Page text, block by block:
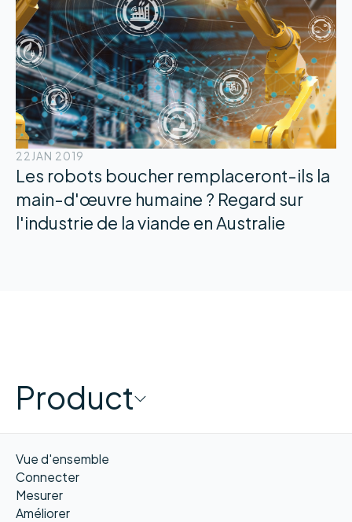
22 JAN 2019
Les robots boucher remplaceront-ils la
main-d'œuvre humaine ? Regard sur
l'industrie de la viande en Australie
Product
Vue d'ensemble
Connecter
Mesurer
Améliorer